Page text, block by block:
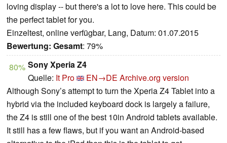
loving display -- but there's a lot to love here. This could be
the perfect tablet for you.
Einzeltest, online verfügbar, Lang, Datum: 01.07.2015
Bewertung: Gesamt: 79%
80% Sony Xperia Z4
Quelle: It Pro EN→DE Archive.org version
Although Sony’s attempt to turn the Xperia Z4 Tablet into a
hybrid via the included keyboard dock is largely a failure,
the Z4 is still one of the best 10in Android tablets available.
It still has a few flaws, but if you want an Android-based